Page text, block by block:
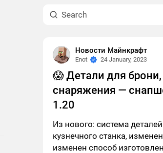
Новости Майнкрафт
Enot 24 January, 2023
😱 Детали для
снаряжения —
1.20
Из нового: система
кузнечного станка,
изменен способ